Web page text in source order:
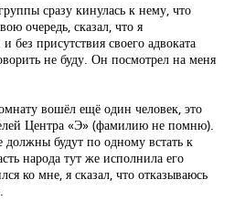
сразу кинулась к нему, что
очередь, сказал, что я
без присутствия своего адвоката
не буду. Он посмотрел на меня
вошёл ещё один человек, это
Центра «Э» (фамилию не помню).
должны будут по одному встать к
народа тут же исполнила его
ко мне, я сказал, что отказываюсь